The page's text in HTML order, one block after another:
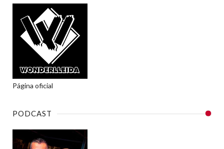
Página oficial
PODCAST